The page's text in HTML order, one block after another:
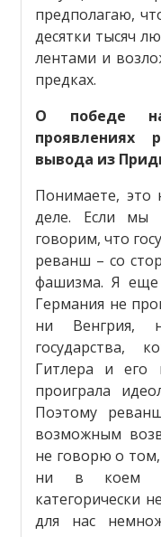
предполагаю,
десятки тысяч
лентами и
предках.
О победе
проявлениях
вывода из
Понимаете, это
деле. Если мы
говорим, что
реванш – со
фашизма. Я
Германия не
ни Венгрия,
государства,
Гитлера и его
проиграла
Поэтому
возможным
не говорю о
ни в коем
категорически
для нас